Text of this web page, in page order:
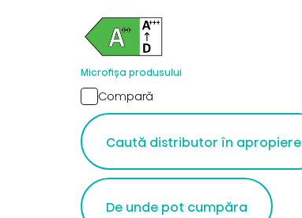
Microfișa produsului
Compară
Caută distributor în apropiere
De unde pot cumpăra